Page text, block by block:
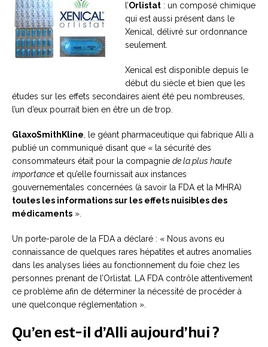
l’Orlistat : un composé chimique
qui est aussi présent dans le
Xenical, délivré sur ordonnance
seulement.
Xenical est disponible depuis le
début du siècle et bien que les
études sur les effets secondaires aient été peu nombreuses,
l’un d’eux pourrait bien en être un de trop.
GlaxoSmithKline , le géant pharmaceutique qui fabrique Alli a
publié un communiqué disant que « la sécurité des
consommateurs était pour la compagnie de la plus haute
importance et qu’elle fournissait aux instances
gouvernementales concernées (à savoir la FDA et la MHRA)
toutes les informations sur les effets nuisibles des
médicaments ».
Un porte-parole de la FDA a déclaré : « Nous avons eu
connaissance de quelques rares hépatites et autres anomalies
dans les analyses liées au fonctionnement du foie chez les
personnes prenant de l’Orlistat. LA FDA contrôle attentivement
ce problème afin de déterminer la nécessité de procéder à
une quelconque réglementation ».
Qu’en est-il d’Alli aujourd’hui ?